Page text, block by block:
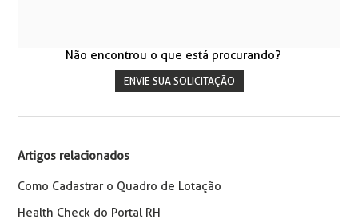
Não encontrou o que está procurando?
ENVIE SUA SOLICITAÇÃO
Artigos relacionados
Como Cadastrar o Quadro de Lotação
Health Check do Portal RH